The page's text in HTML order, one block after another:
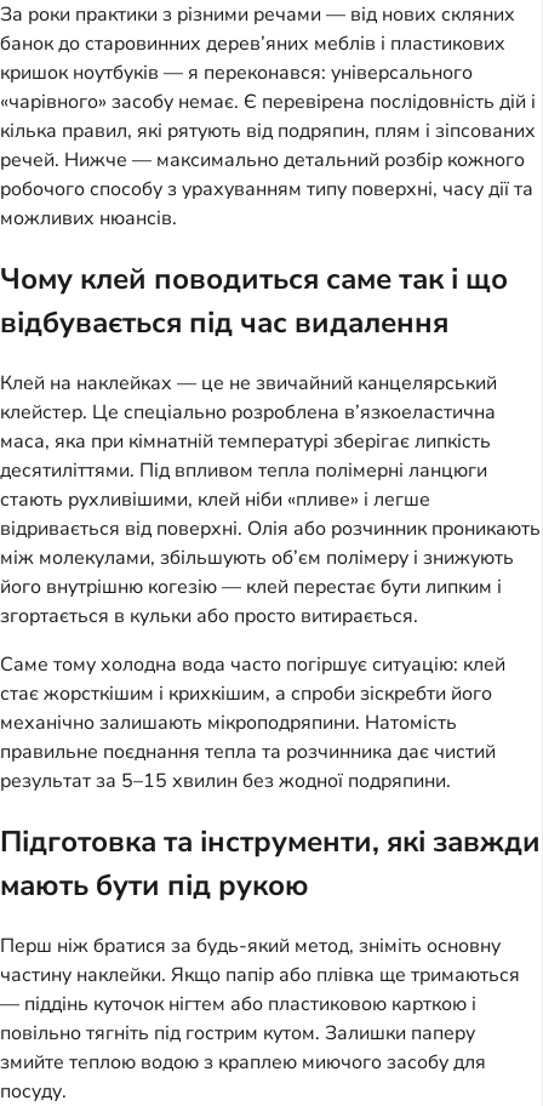
За роки практики з різними речами — від нових скляних
банок до старовинних дерев’яних меблів і пластикових
кришок ноутбуків — я переконався: універсального
«чарівного» засобу немає. Є перевірена послідовність дій і
кілька правил, які рятують від подряпин, плям і зіпсованих
речей. Нижче — максимально детальний розбір кожного
робочого способу з урахуванням типу поверхні, часу дії та
можливих нюансів.
Чому клей поводиться саме так і що
відбувається під час видалення
Клей на наклейках — це не звичайний канцелярський
клейстер. Це спеціально розроблена в’язкоеластична
маса, яка при кімнатній температурі зберігає липкість
десятиліттями. Під впливом тепла полімерні ланцюги
стають рухливішими, клей ніби «пливе» і легше
відривається від поверхні. Олія або розчинник проникають
між молекулами, збільшують об’єм полімеру і знижують
його внутрішню когезію — клей перестає бути липким і
згортається в кульки або просто витирається.
Саме тому холодна вода часто погіршує ситуацію: клей
стає жорсткішим і крихкішим, а спроби зіскребти його
механічно залишають мікроподряпини. Натомість
правильне поєднання тепла та розчинника дає чистий
результат за 5–15 хвилин без жодної подряпини.
Підготовка та інструменти, які завжди
мають бути під рукою
Перш ніж братися за будь-який метод, зніміть основну
частину наклейки. Якщо папір або плівка ще тримаються
— піддінь куточок нігтем або пластиковою карткою і
повільно тягніть під гострим кутом. Залишки паперу
змийте теплою водою з краплею миючого засобу для
посуду.